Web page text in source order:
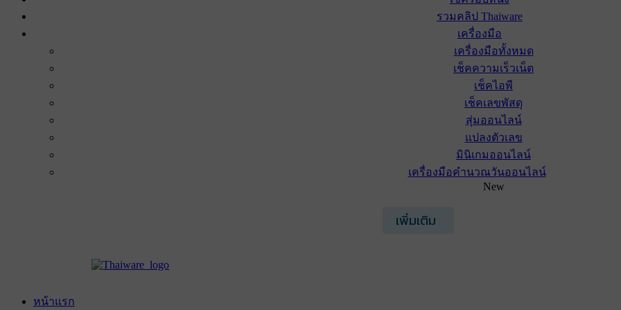
รวมคลิป Thaiware
เครื่องมือ
เครื่องมือทั้งหมด
เช็คความเร็วเน็ต
เช็คไอพี
เช็คเลขพัสดุ
สุ่มออนไลน์
แปลงตัวเลข
มินิเกมออนไลน์
เครื่องมือคำนวณวันออนไลน์
New
เพิ่มเติม
หน้าแรก